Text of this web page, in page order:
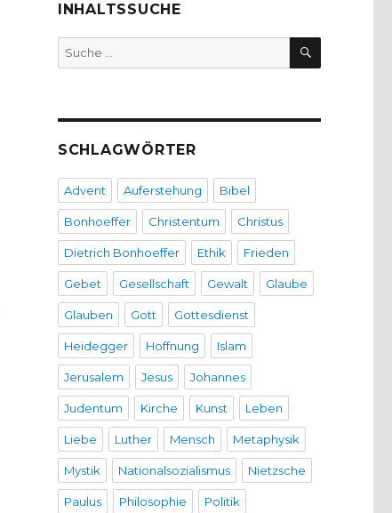
INHALTSSUCHE
Suche
nach:
SUCHEN
SCHLAGWÖRTER
Advent Auferstehung Bibel
Bonhoeffer Christentum Christus
Dietrich Bonhoeffer Ethik Frieden
Gebet Gesellschaft Gewalt Glaube
Glauben Gott Gottesdienst
Heidegger Hoffnung Islam
Jerusalem Jesus Johannes
Judentum Kirche Kunst Leben
Liebe Luther Mensch Metaphysik
Mystik Nationalsozialismus Nietzsche
Paulus Philosophie Politik